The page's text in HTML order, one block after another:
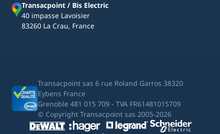
Transacpoint / Bis Electric
40 impasse Lavoisier
83260 La Crau, France
Transacpoint sas 6 rue Roland Garros 38320
Eybens France
Grenoble 481 015 709 - TVA FR61481015709
© Copyright Transacpoint sas 2005-2026